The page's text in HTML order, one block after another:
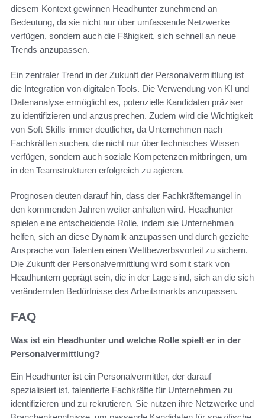
diesem Kontext gewinnen Headhunter zunehmend an
Bedeutung, da sie nicht nur über umfassende Netzwerke
verfügen, sondern auch die Fähigkeit, sich schnell an neue
Trends anzupassen.
Ein zentraler Trend in der Zukunft der Personalvermittlung ist
die Integration von digitalen Tools. Die Verwendung von KI und
Datenanalyse ermöglicht es, potenzielle Kandidaten präziser
zu identifizieren und anzusprechen. Zudem wird die Wichtigkeit
von Soft Skills immer deutlicher, da Unternehmen nach
Fachkräften suchen, die nicht nur über technisches Wissen
verfügen, sondern auch soziale Kompetenzen mitbringen, um
in den Teamstrukturen erfolgreich zu agieren.
Prognosen deuten darauf hin, dass der Fachkräftemangel in
den kommenden Jahren weiter anhalten wird. Headhunter
spielen eine entscheidende Rolle, indem sie Unternehmen
helfen, sich an diese Dynamik anzupassen und durch gezielte
Ansprache von Talenten einen Wettbewerbsvorteil zu sichern.
Die Zukunft der Personalvermittlung wird somit stark von
Headhuntern geprägt sein, die in der Lage sind, sich an die sich
verändernden Bedürfnisse des Arbeitsmarkts anzupassen.
FAQ
Was ist ein Headhunter und welche Rolle spielt er in der
Personalvermittlung?
Ein Headhunter ist ein Personalvermittler, der darauf
spezialisiert ist, talentierte Fachkräfte für Unternehmen zu
identifizieren und zu rekrutieren. Sie nutzen ihre Netzwerke und